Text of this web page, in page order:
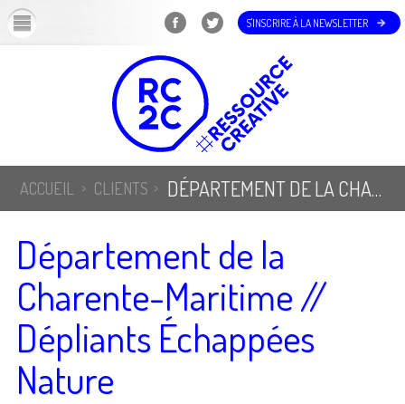
S'INSCRIRE À LA NEWSLETTER
ACCUEIL CLIENTS DÉPARTEMENT DE LA CHARENTE-MARITIME // DÉPLIANTS ÉCHAPPÉES NATURE
Département de la
Charente-Maritime //
Dépliants Échappées
Nature